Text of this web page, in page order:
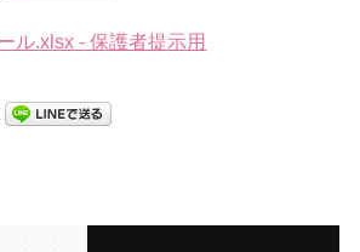
ル.xlsx - 保護者提示用